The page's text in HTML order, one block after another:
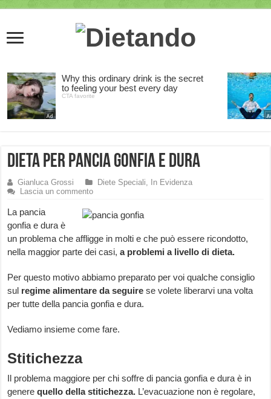
Dieta per Pancia gonfia e dura
Gianluca Grossi Diete Speciali,
In Evidenza
Lascia un commento
La pancia
gonfia e dura è
un problema che affligge in molti e che può essere ricondotto,
nella maggior parte dei casi,a problemi a livello di dieta.
Per questo motivo abbiamo preparato per voi qualche consiglio
sul regime alimentare da seguirese volete liberarvi una volta
per tutte della pancia gonfia e dura.
Vediamo insieme come fare.
Stitichezza
Il problema maggiore per chi soffre di pancia gonfia e dura è in
generequello della stitichezza. L’evacuazione non è regolare,